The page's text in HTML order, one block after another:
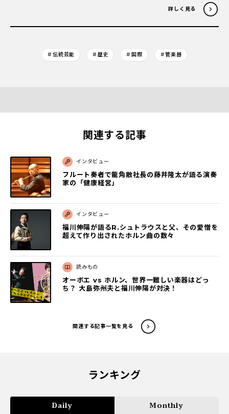
詳しく見る
＃伝統芸能 ＃歴史 ＃国際 ＃管楽器
関連する記事
インタビュー
フルート奏者で龍角散社長の藤井隆太が語る演奏
家の「健康経営」
インタビュー
福川伸陽が語るR.シュトラウスと父、その愛憎を
超えて作り出されたホルン曲の数々
読みもの
オーボエ vs ホルン、世界一難しい楽器はどっ
ち？ 大島弥州夫と福川伸陽が対決！
関連する記事一覧を見る
ランキング
Daily Monthly